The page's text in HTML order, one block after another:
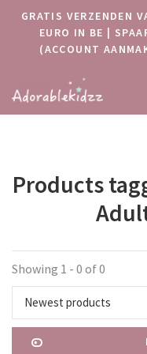
GRATIS VERZENDEN
EURO IN BE |
(ACCOUNT
Products
Showing 1 - 0 of 0
Newest products